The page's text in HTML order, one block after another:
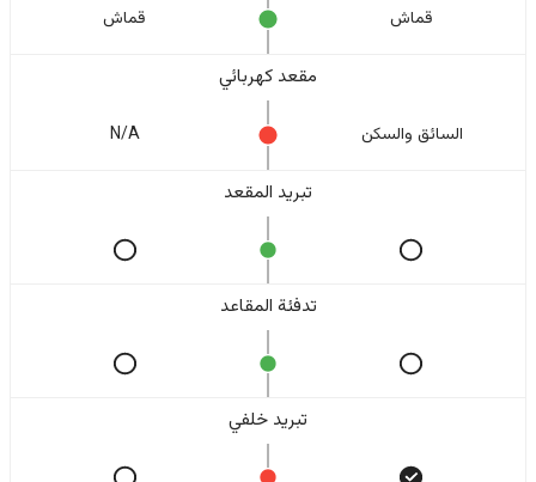
قماش قماش
مقعد كهربائي
السائق والسکن N/A
تبريد المقعد
تدفئة المقاعد
تبريد خلفي